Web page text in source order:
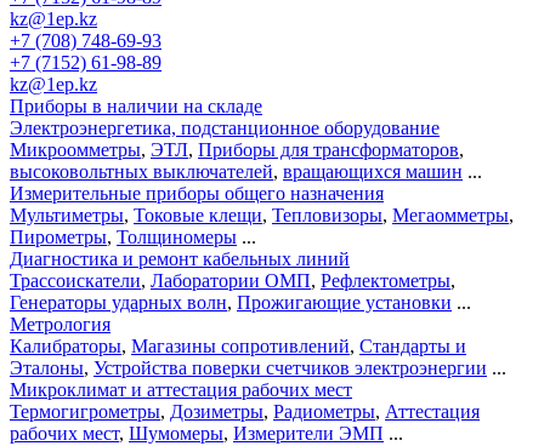
kz@1ep.kz
+7 (708) 748-69-93
+7 (7152) 61-98-89
kz@1ep.kz
Приборы в наличии на складе
Электроэнергетика, подстанционное оборудование
Микроомметры, ЭТЛ, Приборы для трансформаторов,
высоковольтных выключателей, вращающихся машин ...
Измерительные приборы общего назначения
Мультиметры, Токовые клещи, Тепловизоры, Мегаомметры,
Пирометры, Толщиномеры ...
Диагностика и ремонт кабельных линий
Трассоискатели, Лаборатории ОМП, Рефлектометры,
Генераторы ударных волн, Прожигающие установки ...
Метрология
Калибраторы, Магазины сопротивлений, Стандарты и
Эталоны, Устройства поверки счетчиков электроэнергии ...
Микроклимат и аттестация рабочих мест
Термогигрометры, Дозиметры, Радиометры, Аттестация
рабочих мест, Шумомеры, Измерители ЭМП ...